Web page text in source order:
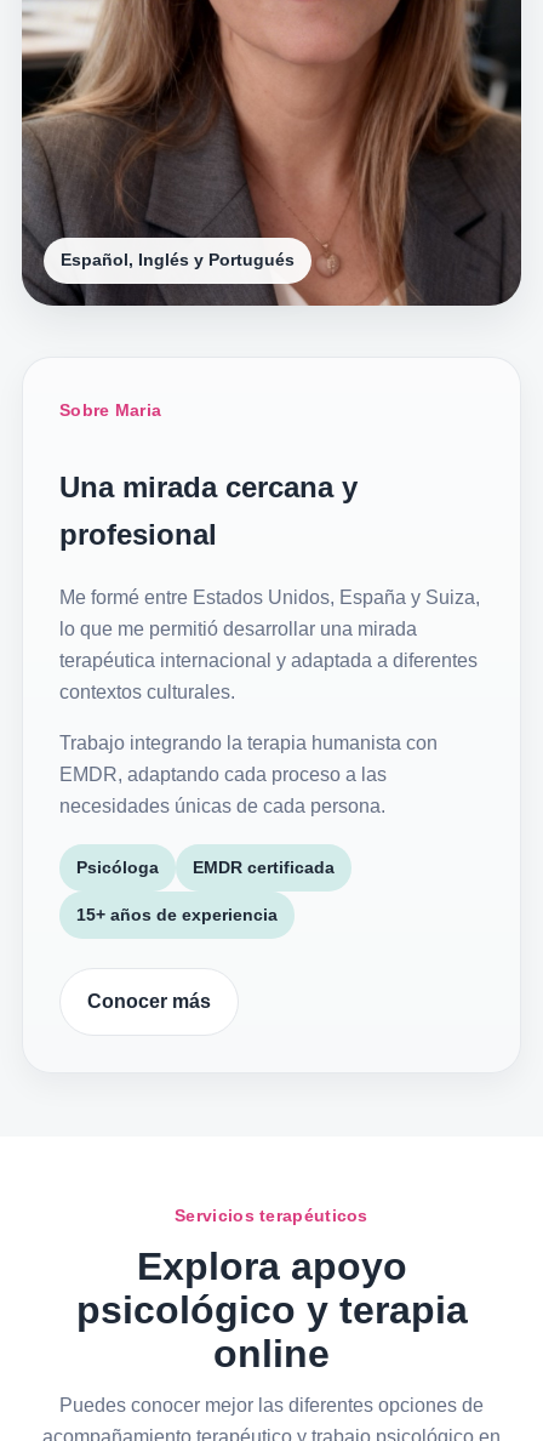
Español, Inglés y Portugués
Sobre Maria
Una mirada cercana y
profesional
Me formé entre Estados Unidos, España y Suiza,
lo que me permitió desarrollar una mirada
terapéutica internacional y adaptada a diferentes
contextos culturales.
Trabajo integrando la terapia humanista con
EMDR, adaptando cada proceso a las
necesidades únicas de cada persona.
Psicóloga EMDR certificada
15+ años de experiencia
Conocer más
Servicios terapéuticos
Explora apoyo
psicológico y terapia
online
Puedes conocer mejor las diferentes opciones de
acompañamiento terapéutico y trabajo psicológico en